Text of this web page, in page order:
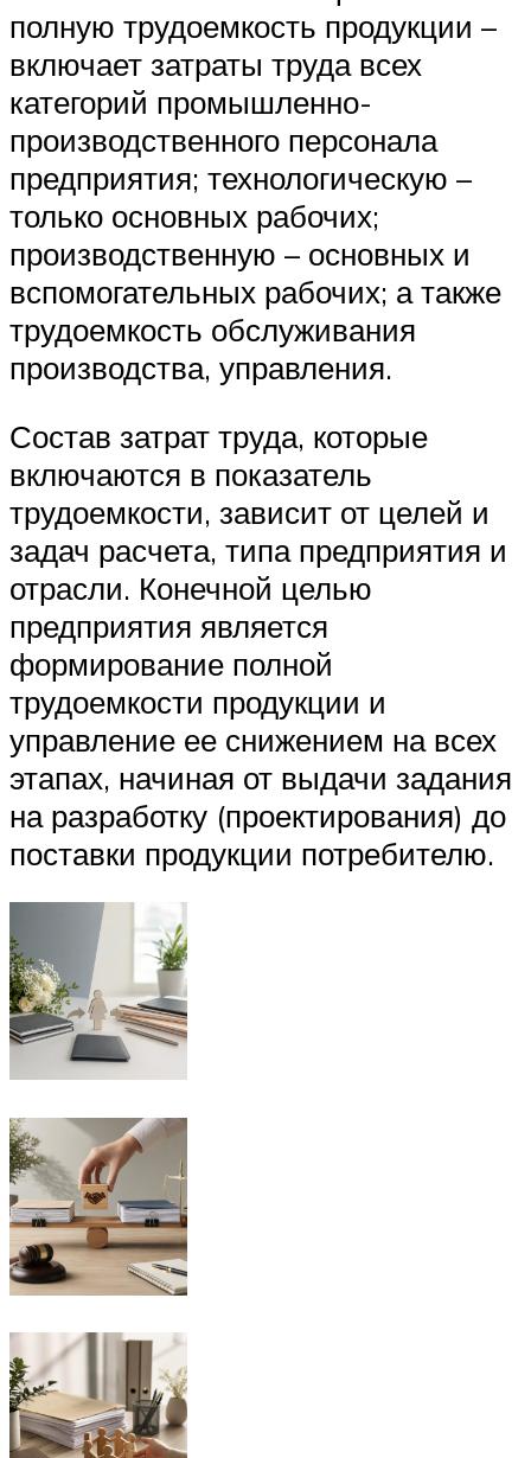
полную трудоемкость продукции –
включает затраты труда всех
категорий промышленно-
производственного персонала
предприятия; технологическую –
только основных рабочих;
производственную – основных и
вспомогательных рабочих; а также
трудоемкость обслуживания
производства, управления.
Состав затрат труда, которые
включаются в показатель
трудоемкости, зависит от целей и
задач расчета, типа предприятия и
отрасли. Конечной целью
предприятия является
формирование полной
трудоемкости продукции и
управление ее снижением на всех
этапах, начиная от выдачи задания
на разработку (проектирования) до
поставки продукции потребителю.